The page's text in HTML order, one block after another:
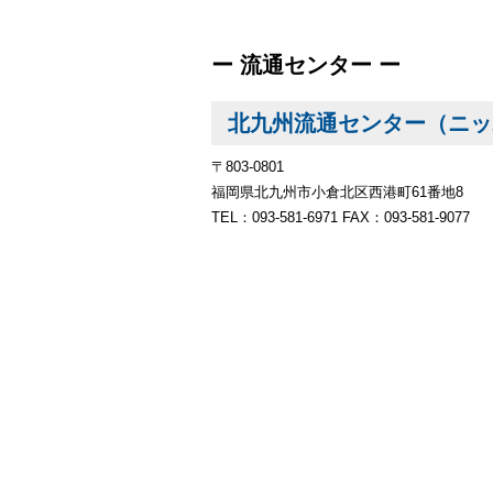
ー 流通センター ー
北九州流通センター（ニッ
〒803-0801
福岡県北九州市小倉北区西港町61番地8
TEL：093-581-6971 FAX：093-581-9077